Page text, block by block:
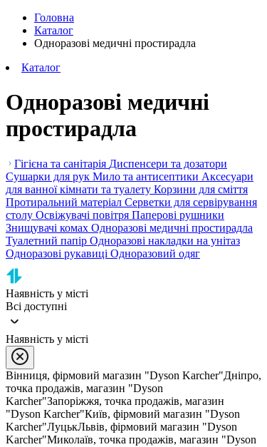
Головна
Каталог
Одноразові медичні простирадла
Каталог
Одноразові медичні
простирадла
Гігієна та санітарія Диспенсери та дозатори
Сушарки для рук Мило та антисептики Аксесуари
для ванної кімнати та туалету Корзини для сміття
Протиральний матеріал Серветки для сервірування
столу Освіжувачі повітря Паперові рушники
Знищувачі комах Одноразові медичні простирадла
Туалетний папір Одноразові накладки на унітаз
Одноразові рукавиці Одноразовий одяг
Наявність у місті
Всі доступні
Наявність у місті
Вінниця, фірмовий магазин "Dyson Karcher"Дніпро,
точка продажів, магазин "Dyson
Karcher"Запоріжжя, точка продажів, магазин
"Dyson Karcher"Київ, фірмовий магазин "Dyson
Karcher"ЛуцькЛьвів, фірмовий магазин "Dyson
Karcher"Миколаїв, точка продажів, магазин "Dyson